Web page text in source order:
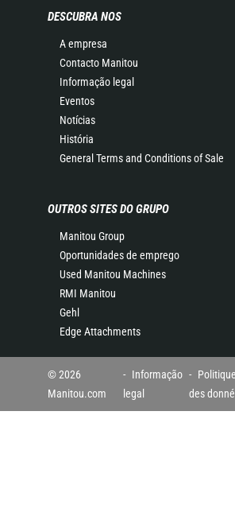
DESCUBRA NOS
A empresa
Contacto Manitou
Informação legal
Eventos
Notícias
História
General Terms and Conditions of Sale
OUTROS SITES DO GRUPO
Manitou Group
Oportunidades de emprego
Used Manitou Machines
RMI Manitou
Gehl
Edge Attachments
© 2026
Manitou.com
Informação
legal
des